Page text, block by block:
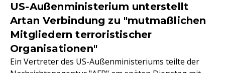
US-Außenministerium unterstellt
Artan Verbindung zu "mutmaßlichen
Mitgliedern terroristischer
Organisationen"
Ein Vertreter des US-Außenministeriums teilte der